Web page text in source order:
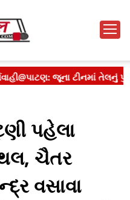
પહેલા
ચૈતર
વસાવા